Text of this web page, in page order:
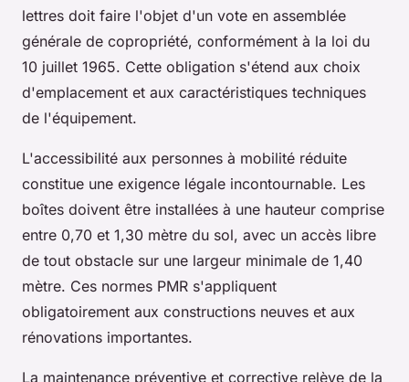
lettres doit faire l'objet d'un vote en assemblée
générale de copropriété, conformément à la loi du
10 juillet 1965. Cette obligation s'étend aux choix
d'emplacement et aux caractéristiques techniques
de l'équipement.
L'accessibilité aux personnes à mobilité réduite
constitue une exigence légale incontournable. Les
boîtes doivent être installées à une hauteur comprise
entre 0,70 et 1,30 mètre du sol, avec un accès libre
de tout obstacle sur une largeur minimale de 1,40
mètre. Ces normes PMR s'appliquent
obligatoirement aux constructions neuves et aux
rénovations importantes.
La maintenance préventive et corrective relève de la